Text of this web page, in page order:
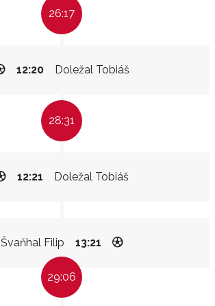
26:17
Doležal Tobiáš
12:20
28:31
Doležal Tobiáš
12:21
Švaňhal Filip 13:21
29:06